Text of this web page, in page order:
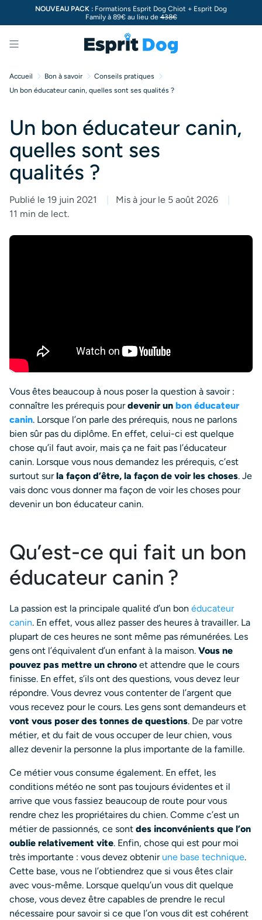
NOUVEAU PACK : Formations Esprit Dog Chiot + Esprit Dog
Family à 89€ au lieu de438€
Menu
Accueil Bon à savoir
Conseils pratiques
Un bon éducateur canin, quelles sont ses qualités ?
Un bon éducateur canin,
quelles sont ses
qualités ?
Publié le 19 juin 2021
Mis à jour le 5 août 2026
11 min de lect.
Vous êtes beaucoup à nous poser la question à savoir :
connaître les prérequis pourdevenir un bon éducateur
canin. Lorsque l’on parle des prérequis, nous ne parlons
bien sûr pas du diplôme. En effet, celui-ci est quelque
chose qu’il faut avoir, mais ça ne fait pas l’éducateur
canin. Lorsque vous nous demandez les prérequis, c’est
surtout surla façon d’être, la façon de voir les choses. Je
vais donc vous donner ma façon de voir les choses pour
devenir un bon éducateur canin.
Qu’est-ce qui fait un bon
éducateur canin ?
La passion est la principale qualité d’un bon éducateur
canin. En effet, vous allez passer des heures à travailler. La
plupart de ces heures ne sont même pas rémunérées. Les
gens ont l’équivalent d’un enfant à la maison. Vous ne
pouvez pas mettre un chrono et attendre que le cours
finisse. En effet, s’ils ont des questions, vous devez leur
répondre. Vous devrez vous contenter de l’argent que
vous recevez pour le cours. Les gens sont demandeurs et
vont vous poser des tonnes de questions. De par votre
métier, et du fait de vous occuper de leur chien, vous
allez devenir la personne la plus importante de la famille.
Ce métier vous consume également. En effet, les
conditions météo ne sont pas toujours évidentes et il
arrive que vous fassiez beaucoup de route pour vous
rendre chez les propriétaires du chien. Comme c’est un
métier de passionnés, ce sont des inconvénients que l’on
oublie relativement vite. Enfin, chose qui est pour moi
très importante : vous devez obtenir une base technique.
Cette base, vous ne l’obtiendrez que si vous êtes clair
avec vous-même. Lorsque quelqu’un vous dit quelque
chose, vous devez être capables de prendre le recul
nécessaire pour savoir si ce que l’on vous dit est cohérent